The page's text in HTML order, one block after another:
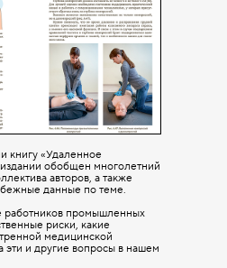
книгу «Удаленное
обобщен многолетний
авторов, а также
данные по теме.
работников промышленных
риски, какие
медицинской
эти и другие вопросы в нашем